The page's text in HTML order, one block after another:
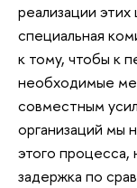
реализации
специальная
к тому, чтобы к
необходимые
совместным
организаций мы
этого
задержка по